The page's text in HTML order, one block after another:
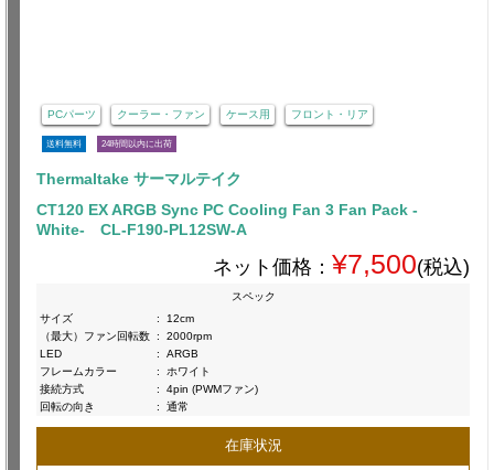
PCパーツ クーラー・ファン ケース用 フロント・リア
送料無料 24時間以内に出荷
Thermaltake サーマルテイク
CT120 EX ARGB Sync PC Cooling Fan 3 Fan Pack -
White- CL-F190-PL12SW-A
ネット価格： ¥7,500(税込)
スペック
サイズ
:
12cm
（最大）ファン回転数 :
2000rpm
LED
:
ARGB
フレームカラー
:
ホワイト
接続方式
:
4pin (PWMファン)
回転の向き
: 通常
在庫状況